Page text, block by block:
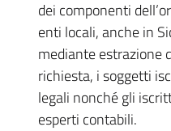
dei componenti
enti locali, anche in
mediante estrazione
richiesta, i soggetti
legali nonché gli
esperti contabili.